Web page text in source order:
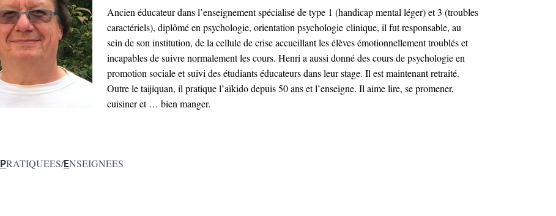
Ancien éducateur dans l’enseignement spécialisé de type 1 (handicap mental léger) et 3 (troubles
caractériels), diplômé en psychologie, orientation psychologie clinique, il fut responsable, au
sein de son institution, de la cellule de crise accueillant les élèves émotionnellement troublés et
incapables de suivre normalement les cours. Henri a aussi donné des cours de psychologie en
promotion sociale et suivi des étudiants éducateurs dans leur stage. Il est maintenant retraité.
Outre le taijiquan, il pratique l’aïkido depuis 50 ans et l’enseigne. Il aime lire, se promener,
cuisiner et … bien manger.
PRATIQUEES/ENSEIGNEES